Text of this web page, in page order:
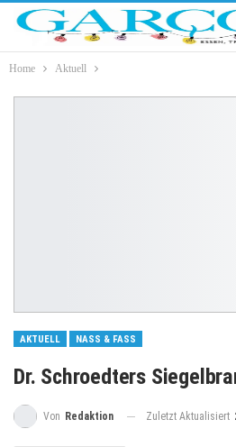
Home Aktuell
AKTUELL NASS & FASS
Dr. Schroedters
Von Redaktion Zuletzt Aktualisiert